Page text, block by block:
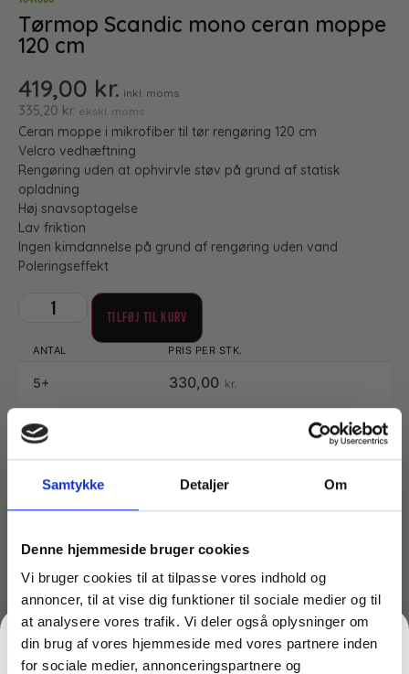
Samtykke Detaljer Om
Denne hjemmeside bruger cookies
Vi bruger cookies til at tilpasse vores indhold og
annoncer, til at vise dig funktioner til sociale medier og til
at analysere vores trafik. Vi deler også oplysninger om
din brug af vores hjemmeside med vores partnere inden
for sociale medier, annonceringspartnere og
Tørmop Scandic mono ceran moppe
120 cm
419,00 kr. inkl. moms
335,20 kr. ekskl. moms
Ceran moppe i mikrofiber til tør rengøring 120 cm
Velcro vedhæftning
Rengøring uden at ophvirvle støv på grund af statisk
opladning
Høj snavsoptagelse
Lav friktion
Ingen kimdannelse på grund af rengøring uden vand
Poleringseffekt
TILFØJ TIL KURV
5+ 330,00 kr.
Lagervare til omgående levering
Tør rengøring, ideelt til interval- og tørmoppe af gulve,
der er sensible over for fugt
Vask op til 95 grader
Brug intet skyllemiddel